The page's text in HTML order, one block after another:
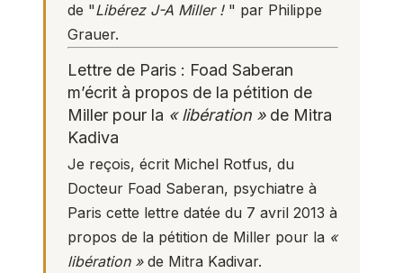
de "Libérez J-A Miller !" par Philippe
Grauer.
Lettre de Paris : Foad Saberan
m’écrit à propos de la pétition de
Miller pour la « libération »de Mitra
Kadiva
Je reçois, écrit Michel Rotfus, du
Docteur Foad Saberan, psychiatre à
Paris cette lettre datée du 7 avril 2013 à
propos de la pétition de Miller pour la «
libération »de Mitra Kadivar.